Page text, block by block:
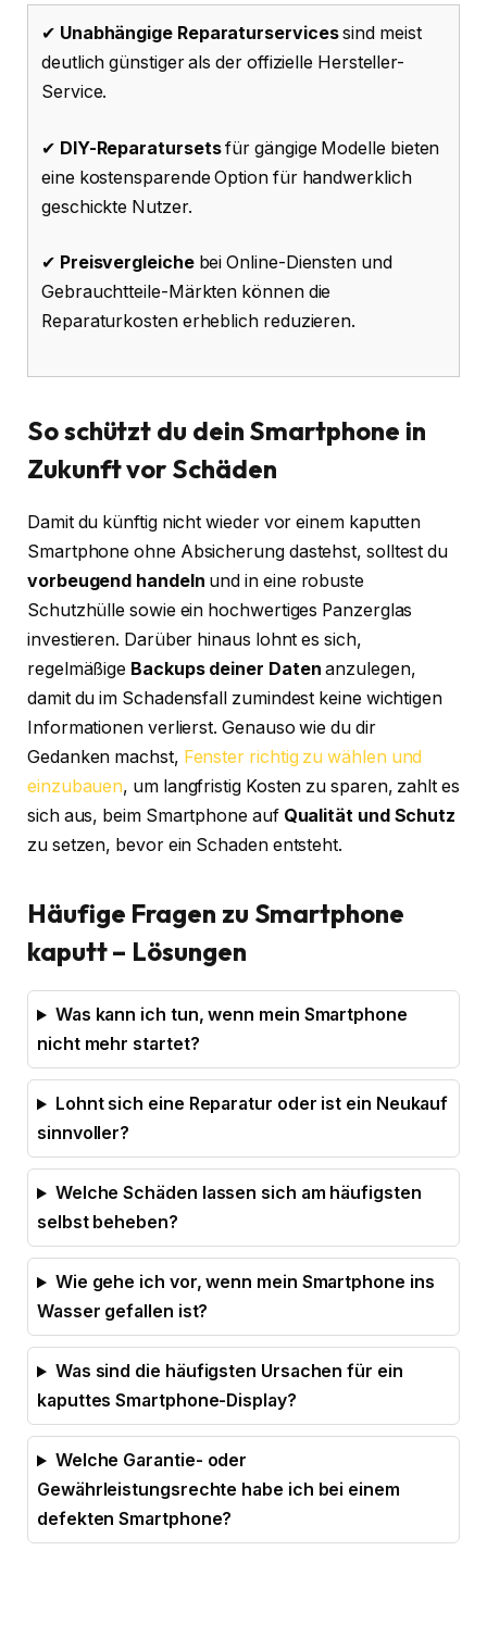
✔ Unabhängige Reparaturservicessind meist
deutlich günstiger als der offizielle Hersteller-
Service.
✔ DIY-Reparatursetsfür gängige Modelle bieten
eine kostensparende Option für handwerklich
geschickte Nutzer.
✔ Preisvergleichebei Online-Diensten und
Gebrauchtteile-Märkten können die
Reparaturkosten erheblich reduzieren.
So schützt du dein Smartphone in
Zukunft vor Schäden
Damit du künftig nicht wieder vor einem kaputten
Smartphone ohne Absicherung dastehst, solltest du
vorbeugend handeln und in eine robuste
Schutzhülle sowie ein hochwertiges Panzerglas
investieren. Darüber hinaus lohnt es sich,
regelmäßige Backups deiner Daten anzulegen,
damit du im Schadensfall zumindest keine wichtigen
Informationen verlierst. Genauso wie du dir
Gedanken machst, Fenster richtig zu wählen und
einzubauen, um langfristig Kosten zu sparen, zahlt es
sich aus, beim Smartphone auf Qualität und Schutz
zu setzen, bevor ein Schaden entsteht.
Häufige Fragen zu Smartphone
kaputt – Lösungen
Was kann ich tun, wenn mein Smartphone
nicht mehr startet?
Lohnt sich eine Reparatur oder ist ein Neukauf
sinnvoller?
Welche Schäden lassen sich am häufigsten
selbst beheben?
Wie gehe ich vor, wenn mein Smartphone ins
Wasser gefallen ist?
Was sind die häufigsten Ursachen für ein
kaputtes Smartphone-Display?
Welche Garantie- oder
Gewährleistungsrechte habe ich bei einem
defekten Smartphone?